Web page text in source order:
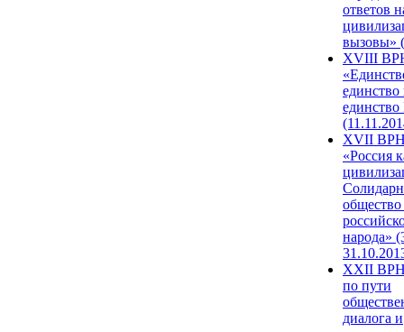
ответов
вызовы»
XVIII
единство
единство
XVII
«Россия
народа»
XXII
по пути
диалога и